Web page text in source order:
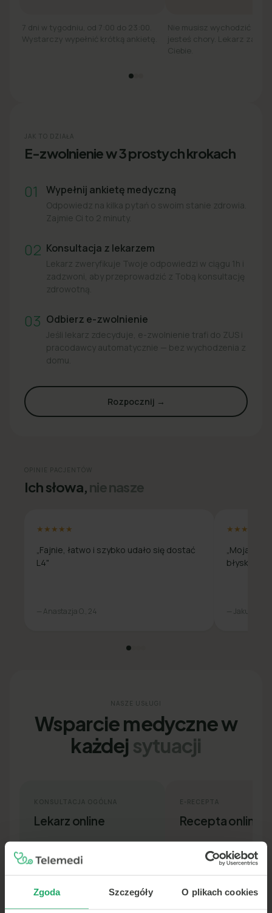
Zgoda Szczegóły O plikach cookies
7 dni w tygodniu, od 7:00 do 23:00.
Wystarczy wypełnić krótką ankietę.
Nie musisz wychodzić z
jesteś chory. Lekarz
Ciebie.
JAK TO DZIAŁA
E-zwolnienie w 3 prostych krokach
01 Wypełnij ankietę medyczną
Odpowiedz na kilka pytań o swoim stanie zdrowia.
Zajmie Ci to 2 minuty.
02 Konsultacja z lekarzem
Lekarz zweryfikuje Twoje odpowiedzi w ciągu 1h i
zadzwoni, aby przeprowadzić z Tobą konsultację
zdrowotną.
03 Odbierz e-zwolnienie
Jeśli lekarz zdecyduje, e-zwolnienie trafi do ZUS i
pracodawcy automatycznie — bez wychodzenia z
domu.
Rozpocznij →
OPINIE PACJENTÓW
Ich słowa,nie nasze
★★★★★
„Fajnie, łatwo i szybko udało się dostać
L4"
— Anastazja O., 24
★★★★★
„Moja
— Jakub L., 31
NASZE USŁUGI
Wsparcie medyczne w
każdej sytuacji
Lekarz online
E-RECEPTA
Recepta online